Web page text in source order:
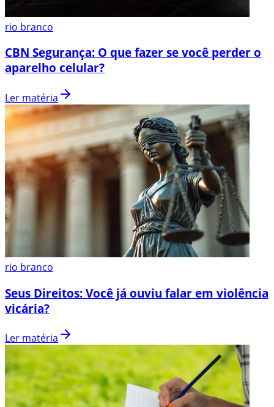
rio branco
CBN Segurança: O que fazer se você perder o
aparelho celular?
Ler matéria
rio branco
Seus Direitos: Você já ouviu falar em violência
vicária?
Ler matéria